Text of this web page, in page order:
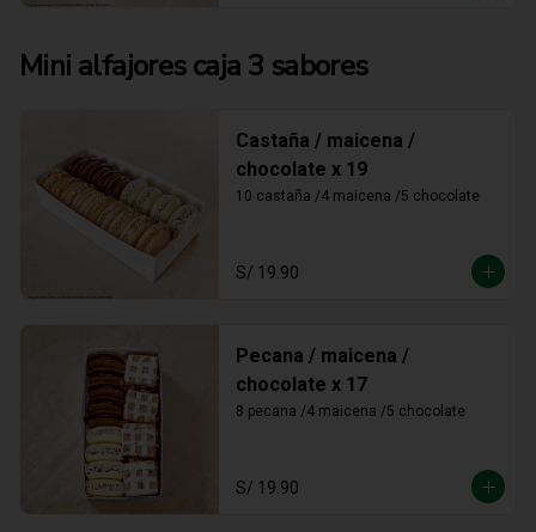
Mini alfajores caja 3 sabores
Castaña / maicena /
chocolate x 19
10 castaña /4 maicena /5 chocolate
S/ 19.90
Pecana / maicena /
chocolate x 17
8 pecana /4 maicena /5 chocolate
S/ 19.90